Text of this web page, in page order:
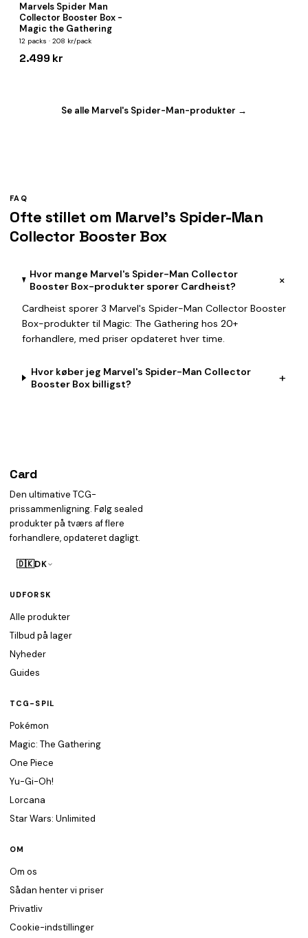
Marvels Spider Man
Collector Booster Box -
Magic the Gathering
12 packs · 208 kr/pack
2.499 kr
Se alle Marvel's Spider-Man-produkter →
FAQ
Ofte stillet om Marvel's Spider-Man
Collector Booster Box
Hvor mange Marvel's Spider-Man Collector
Booster Box-produkter sporer Cardheist?
+
Cardheist sporer 3 Marvel's Spider-Man Collector Booster
Box-produkter til Magic: The Gathering hos 20+
forhandlere, med priser opdateret hver time.
Hvor køber jeg Marvel's Spider-Man Collector
Booster Box billigst?
+
Card
Den ultimative TCG-
prissammenligning. Følg sealed
produkter på tværs af flere
forhandlere, opdateret dagligt.
🇩🇰DK
UDFORSK
Alle produkter
Tilbud på lager
Nyheder
Guides
TCG-SPIL
Pokémon
Magic: The Gathering
One Piece
Yu-Gi-Oh!
Lorcana
Star Wars: Unlimited
OM
Om os
Sådan henter vi priser
Privatliv
Cookie-indstillinger